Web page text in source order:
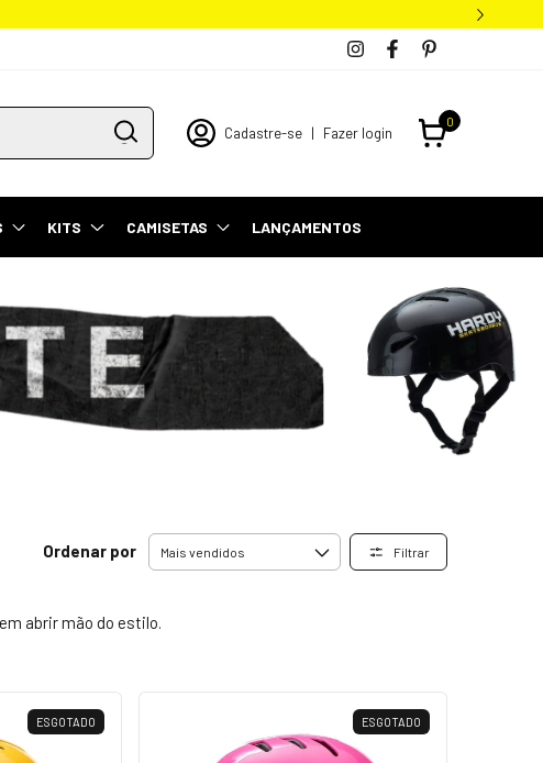
Cadastre-se | Fazer login
0
KITS CAMISETAS LANÇAMENTOS
Ordenar por Filtrar
abrir mão do estilo.
ESGOTADO ESGOTADO